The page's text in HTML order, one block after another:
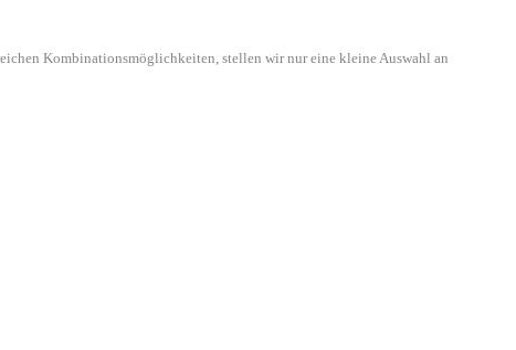
Kombinationsmöglichkeiten, stellen wir nur eine kleine Auswahl an